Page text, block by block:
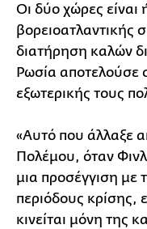
Οι δύο χώρες είναι
βορειοατλαντικής
διατήρηση καλών
Ρωσία αποτελούσε
εξωτερικής τους
«Αυτό που άλλαξε
Πολέμου, όταν
μια προσέγγιση με
περιόδους κρίσης,
κινείται μόνη της